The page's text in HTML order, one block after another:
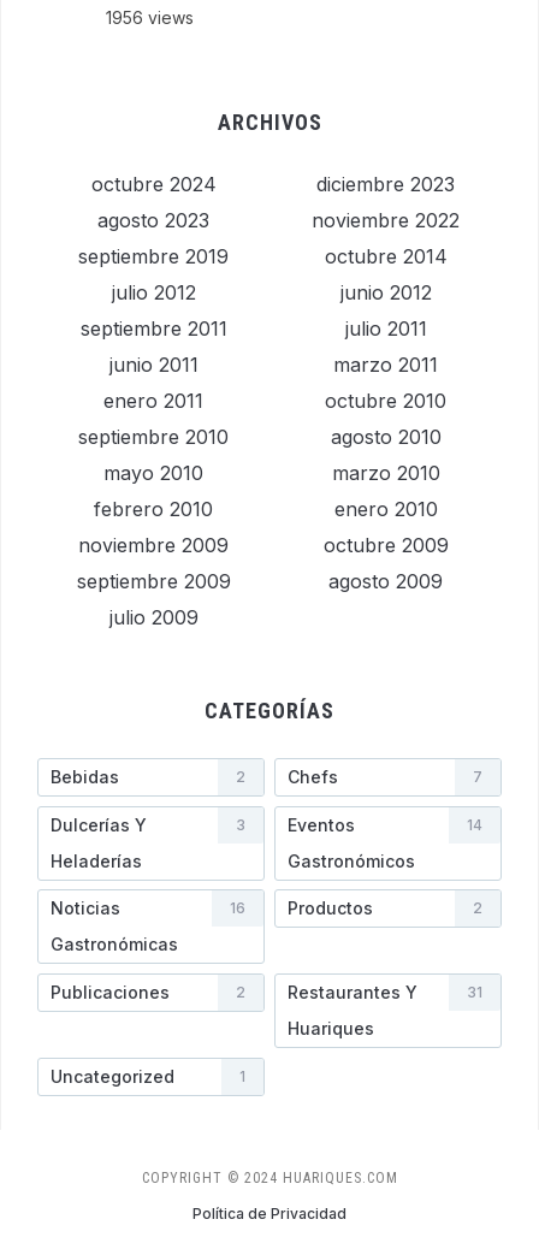
1956 views
ARCHIVOS
octubre 2024
diciembre 2023
agosto 2023
noviembre 2022
septiembre 2019
octubre 2014
julio 2012
junio 2012
septiembre 2011
julio 2011
junio 2011
marzo 2011
enero 2011
octubre 2010
septiembre 2010
agosto 2010
mayo 2010
marzo 2010
febrero 2010
enero 2010
noviembre 2009
octubre 2009
septiembre 2009
agosto 2009
julio 2009
CATEGORÍAS
Bebidas 2 Chefs 7
Dulcerías Y
Heladerí­as
3
Eventos
Gastronómicos
14
Noticias
Gastronómicas
16 Productos 2
Publicaciones 2
Restaurantes Y
Huariques
31
Uncategorized 1
COPYRIGHT © 2024 HUARIQUES.COM
Política de Privacidad